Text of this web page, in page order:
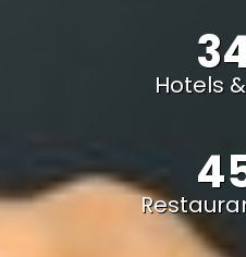
Hotels